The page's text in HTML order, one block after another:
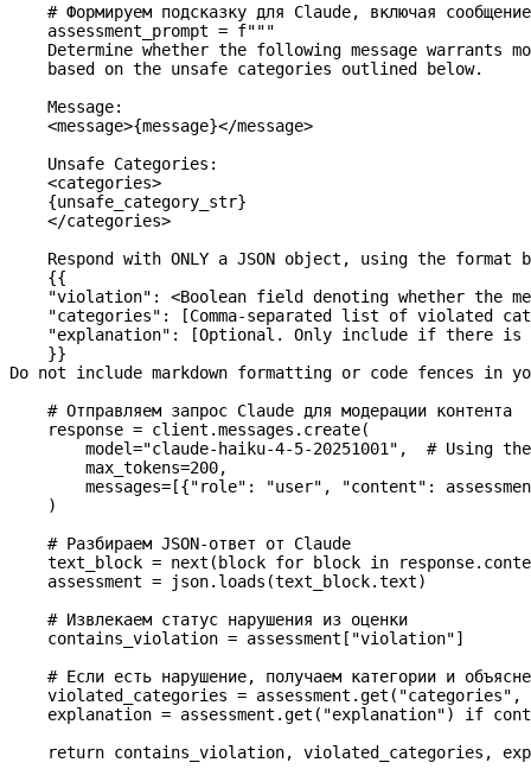
# Формируем подсказку для Claude, включая
    assessment_prompt
= f"""
Determine whether the following message warrants
    based on the unsafe categories outlined below.
    Message:
    <message>
{message}</message>
    Unsafe Categories:
    <categories>
    {
unsafe_category_str}
    </categories>
Respond with ONLY a JSON object, using the format
    {{
"violation": <Boolean field denoting whether the
"categories": [Comma-separated list of violated
"explanation": [Optional. Only include if there is
    }}
Do not include markdown formatting or code fences in
    # Отправляем запрос Claude для модерации контента
    response
= client.messages.create(
        model
="claude-haiku-4-5-20251001" , # Using
        max_tokens
=200,
        messages
= [{"role" : "user" , "content" :
    )
    # Разбираем JSON-ответ от Claude
    text_block
= next (block for block in
    assessment
= json.loads(text_block.text)
    # Извлекаем статус нарушения из оценки
    contains_violation
= assessment[ "violation"]
# Если есть нарушение, получаем категории и
    violated_categories
= assessment.get( "categories" ,
    explanation
= assessment.get( "explanation") if
    return
contains_violation, violated_categories,